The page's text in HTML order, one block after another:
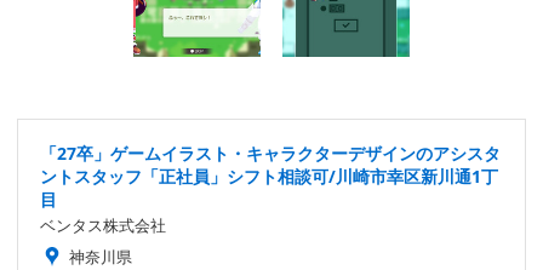
「27卒」ゲームイラスト・キャラクターデザインのアシスタ
ントスタッフ「正社員」シフト相談可/川崎市幸区新川通1丁
目
ベンタス株式会社
神奈川県